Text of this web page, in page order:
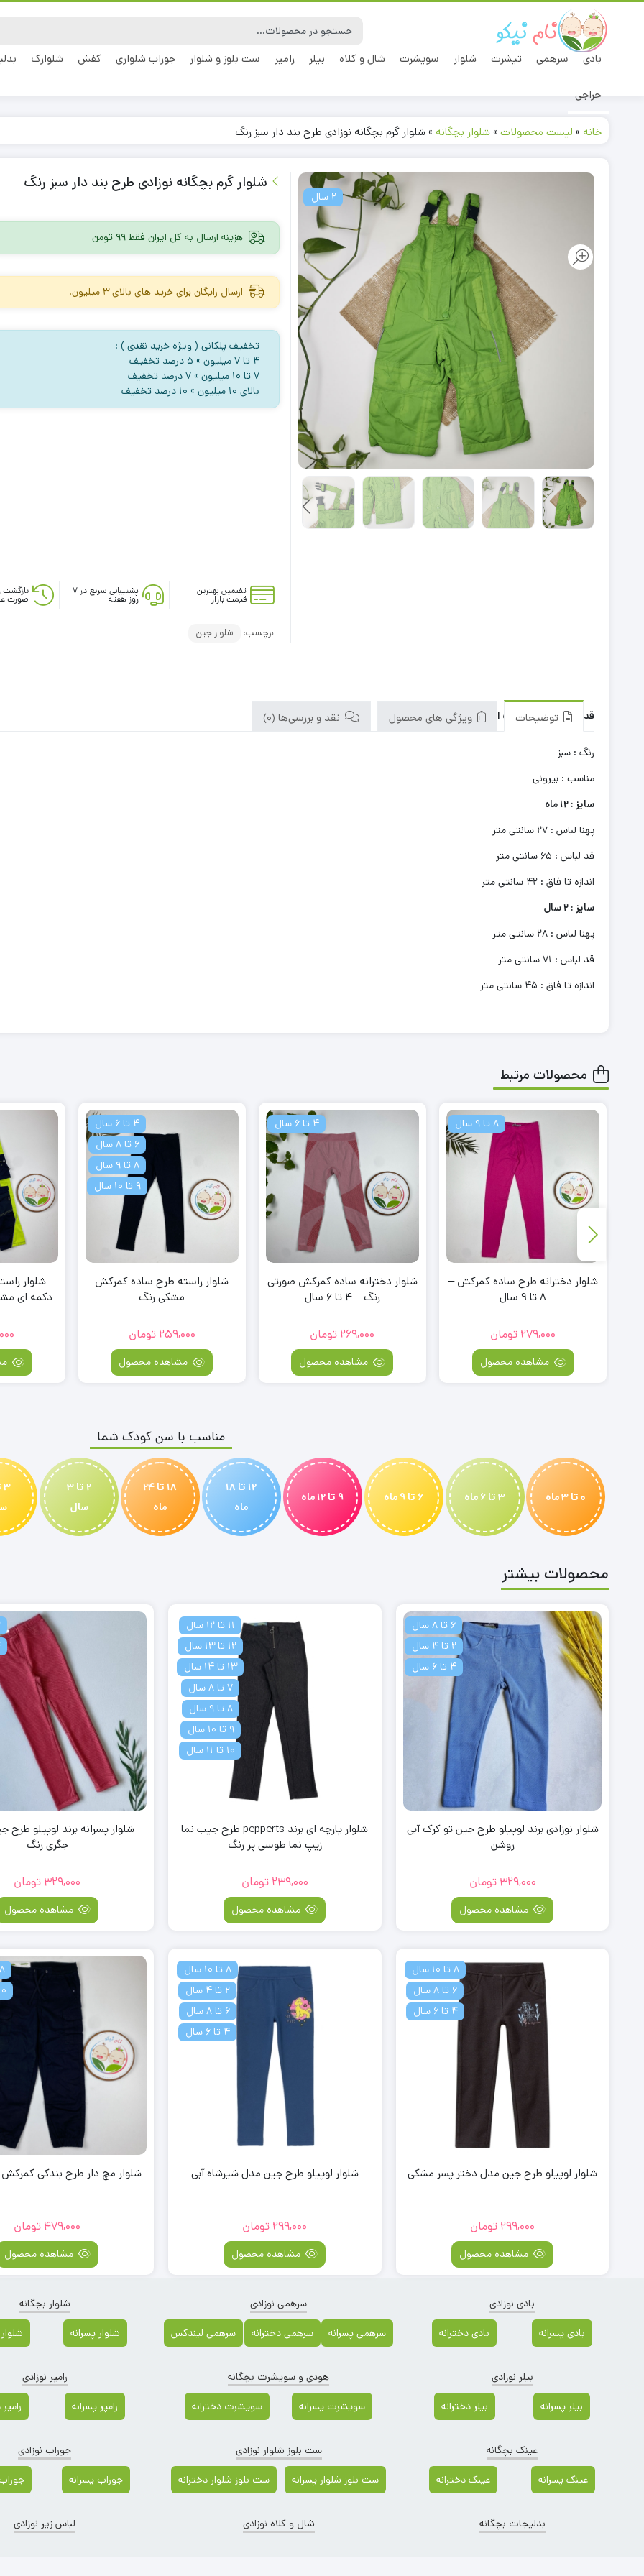
بادی
سرهمی تیشرت شلوار سویشرت شال و کلاه بیلر رامپر ست بلوز و شلوار جوراب شلواری کفش شلوارک
حراجی
خانه » لیست محصولات»شلوار بچگانه »شلوار گرم بچگانه نوزادی طرح بند دار سبز رنگ
2 سال
شلوار گرم بچگانه نوزادی طرح بند دار سبز رنگ
هزینه ارسال به کل ایران فقط 99 تومن
ارسال رایگان برای خرید های بالای 3 میلیون.
تخفیف پلکانی ( ویژه خرید نقدی ) :
۴ تا ۷ میلیون » ۵ درصد تخفیف
۷ تا ۱۰ میلیون » ۷ درصد تخفیف
بالای ۱۰ میلیون » ۱۰ درصد تخفیف
تضمین بهترین
قیمت بازار
پشتیبانی سریع در ۷
روز هفته
بازگشت
صورت
برچسب: شلوار جین
توضیحات ویژگی های محصول نقد و بررسی‌ها (0) قد در کوتاه ترین حالت اندازه گیری شده است
رنگ : سبز
مناسب : بیرونی
سایز : 12 ماه
پهنا لباس : 27 سانتی متر
قد لباس : 65 سانتی متر
اندازه تا فاق : 42 سانتی متر
سایز : 2 سال
پهنا لباس : 28 سانتی متر
قد لباس : 71 سانتی متر
اندازه تا فاق : 45 سانتی متر
محصولات مرتبط
8 تا 9 سال
شلوار دخترانه طرح ساده کمرکش –
8 تا 9 سال
279,000 تومان
مشاهده محصول
4 تا 6 سال
شلوار دخترانه ساده کمرکش صورتی
رنگ – 4 تا 6 سال
269,000 تومان
مشاهده محصول
4 تا 6 سال
6 تا 8 سال
8 تا 9 سال
9 تا 10 سال
شلوار راسته طرح ساده کمرکش
مشکی رنگ
259,000 تومان
مشاهده محصول
شلوار
دکمه ای مشکی
مناسب با سن کودک شما
0 تا 3 ماه 3 تا 6 ماه 6 تا 9 ماه 9 تا 12 ماه
12 تا 18
ماه
18 تا 24
ماه
2 تا 3
سال
محصولات بیشتر
6 تا 8 سال
2 تا 4 سال
4 تا 6 سال
شلوار نوزادی برند لوپیلو طرح جین تو کرک آبی
روشن
329,000 تومان
مشاهده محصول
11 تا 12 سال
12 تا 13 سال
13 تا 14 سال
7 تا 8 سال
8 تا 9 سال
9 تا 10 سال
10 تا 11 سال
شلوار پارچه ای برند pepperts طرح جیب نما
زیپ نما طوسی پر رنگ
239,000 تومان
مشاهده محصول
2
4
شلوار پسرانه برند لوپیلو طرح
جگری رنگ
329,000 تومان
مشاهده محصول
8 تا 10 سال
6 تا 8 سال
4 تا 6 سال
شلوار لوپیلو طرح جین مدل دختر پسر مشکی
299,000 تومان
مشاهده محصول
8 تا 10 سال
2 تا 4 سال
6 تا 8 سال
4 تا 6 سال
شلوار لوپیلو طرح جین مدل شیرشاه آبی
299,000 تومان
مشاهده محصول
8 تا 10 سال
10 تا
شلوار مچ دار طرح بندکی
479,000 تومان
مشاهده محصول
بادی نوزادی
بادی پسرانه بادی دخترانه
سرهمی نوزادی
سرهمی پسرانه سرهمی دخترانه سرهمی لیندکس
شلوار بچگانه
شلوار پسرانه
بیلر نوزادی
بیلر پسرانه بیلر دخترانه
هودی و سویشرت بچگانه
سویشرت پسرانه سویشرت دخترانه
رامپر نوزادی
رامپر پسرانه
عینک بچگانه
عینک پسرانه عینک دخترانه
ست بلوز شلوار نوزادی
ست بلوز شلوار پسرانه ست بلوز شلوار دخترانه
جوراب نوزادی
جوراب پسرانه
بدلیجات بچگانه شال و کلاه نوزادی لباس زیر نوزادی